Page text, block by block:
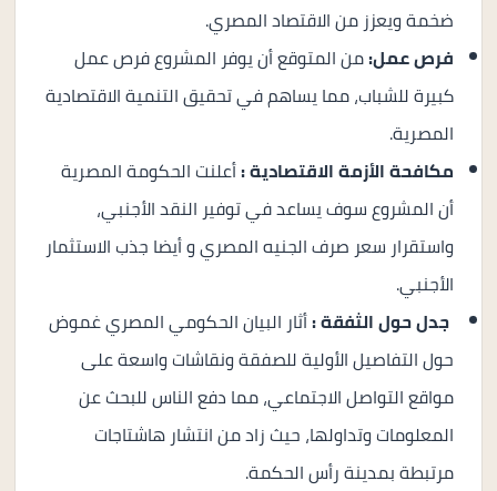
ضخمة ويعزز من الاقتصاد المصري.
فرص عمل:من المتوقع أن يوفر المشروع فرص عمل
كبيرة للشباب، مما يساهم في تحقيق التنمية الاقتصادية
المصرية.
مكافحة الأزمة الاقتصادية :أعلنت الحكومة المصرية
أن المشروع سوف يساعد في توفير النقد الأجنبي،
واستقرار سعر صرف الجنيه المصري و أيضا جذب الاستثمار
الأجنبي.
جدل حول الثفقة :أثار البيان الحكومي المصري غموض
حول التفاصيل الأولية للصفقة ونقاشات واسعة على
مواقع التواصل الاجتماعي، مما دفع الناس للبحث عن
المعلومات وتداولها، حيث زاد من انتشار هاشتاجات
مرتبطة بمدينة رأس الحكمة.